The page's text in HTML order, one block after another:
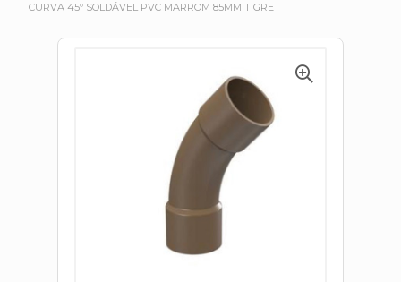
CURVA 45º SOLDÁVEL PVC MARROM 85MM TIGRE